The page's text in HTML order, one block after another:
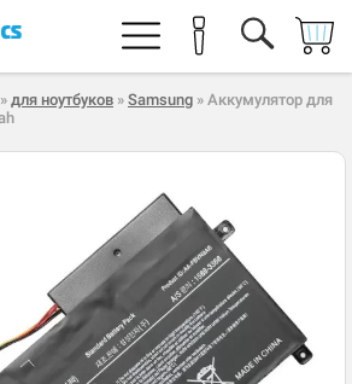
» для ноутбуков » Samsung » Аккумулятор для